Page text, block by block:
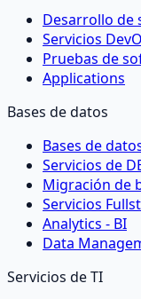
Desarrollo de
Servicios
Pruebas de
Applications
Bases de datos
Bases de
Servicios de
Migración de
Servicios
Analytics - BI
Data
Servicios de TI